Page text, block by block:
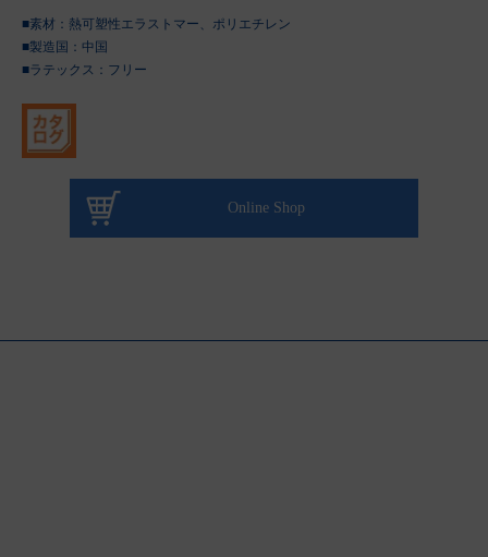
■素材：熱可塑性エラストマー、ポリエチレン
■製造国： 中国
■ラテックス：フリー
Online Shop